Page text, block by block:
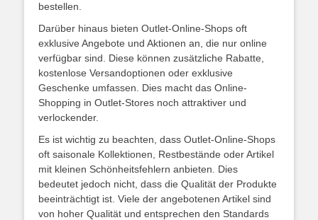
bestellen.
Darüber hinaus bieten Outlet-Online-Shops oft
exklusive Angebote und Aktionen an, die nur online
verfügbar sind. Diese können zusätzliche Rabatte,
kostenlose Versandoptionen oder exklusive
Geschenke umfassen. Dies macht das Online-
Shopping in Outlet-Stores noch attraktiver und
verlockender.
Es ist wichtig zu beachten, dass Outlet-Online-Shops
oft saisonale Kollektionen, Restbestände oder Artikel
mit kleinen Schönheitsfehlern anbieten. Dies
bedeutet jedoch nicht, dass die Qualität der Produkte
beeinträchtigt ist. Viele der angebotenen Artikel sind
von hoher Qualität und entsprechen den Standards